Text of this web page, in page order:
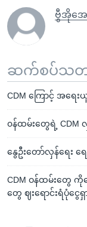
ဗွီအိုအေ
ဆက်စပ်သတင်
CDM ကြောင့် အရေ
၀န်ထမ်းတွေရဲ့ CDM
နွေဦးတော်လှန်ရေး
CDM ဝန်ထမ်းတွေ
တွေ ဈးရောင်းရံပုံငွေရှ